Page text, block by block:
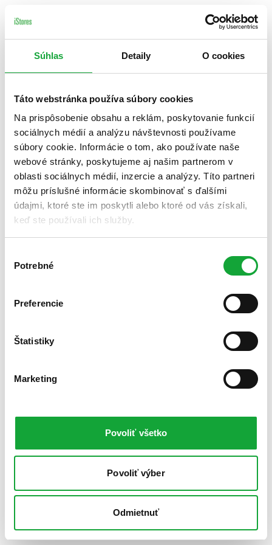
Súhlas Detaily O cookies
Táto webstránka používa súbory cookies
Na prispôsobenie obsahu a reklám, poskytovanie funkcií
sociálnych médií a analýzu návštevnosti používame
súbory cookie. Informácie o tom, ako používate naše
webové stránky, poskytujeme aj našim partnerom v
oblasti sociálnych médií, inzercie a analýzy. Títo partneri
môžu príslušné informácie skombinovať s ďalšími
údajmi, ktoré ste im poskytli alebo ktoré od vás získali,
keď ste používali ich služby.
súhlasu
Potrebné
Preferencie
Štatistiky
Marketing
Povoliť všetko
Povoliť výber
Odmietnuť